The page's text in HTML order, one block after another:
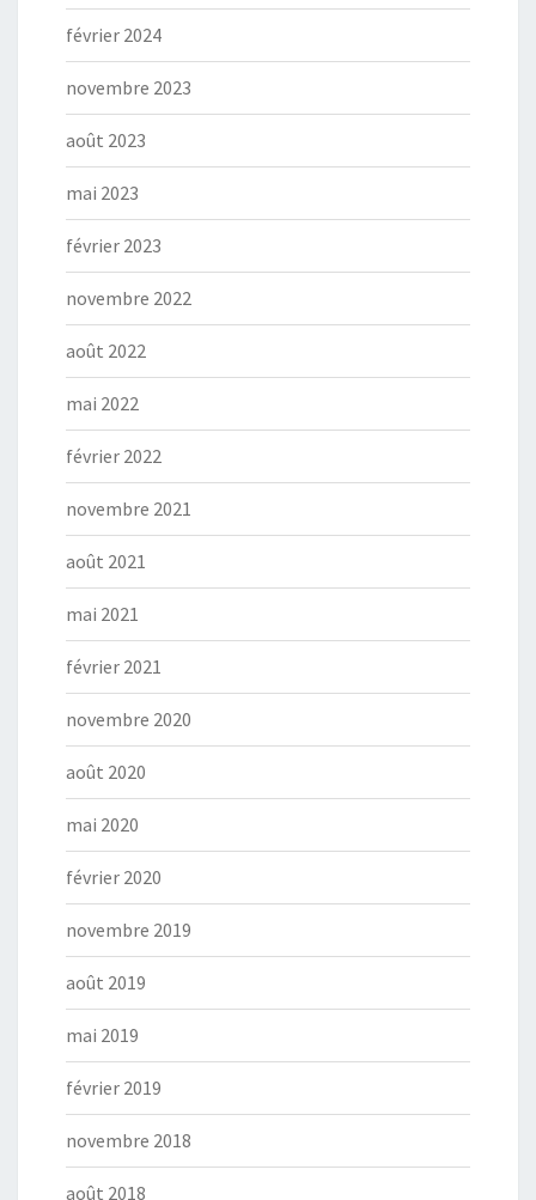
février 2024
novembre 2023
août 2023
mai 2023
février 2023
novembre 2022
août 2022
mai 2022
février 2022
novembre 2021
août 2021
mai 2021
février 2021
novembre 2020
août 2020
mai 2020
février 2020
novembre 2019
août 2019
mai 2019
février 2019
novembre 2018
août 2018